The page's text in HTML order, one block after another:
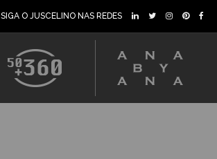
SIGA O JUSCELINO NAS REDES